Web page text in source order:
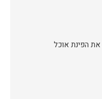
את הפינת אוכל